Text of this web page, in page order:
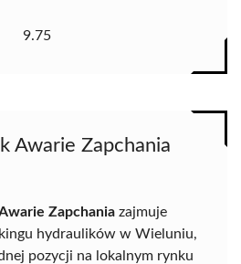
9.75
Awarie Zapchania
Zapchania zajmuje
hydraulików w Wieluniu,
pozycji na lokalnym rynku